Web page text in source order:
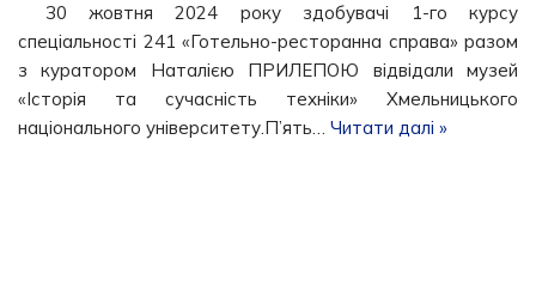
30 жовтня 2024 року здобувачі 1-го курсу
спеціальності 241 «Готельно-ресторанна справа» разом
з куратором Наталією ПРИЛЕПОЮ відвідали музей
«Історія та сучасність техніки» Хмельницького
національного університету.П’ять… Читати далі »